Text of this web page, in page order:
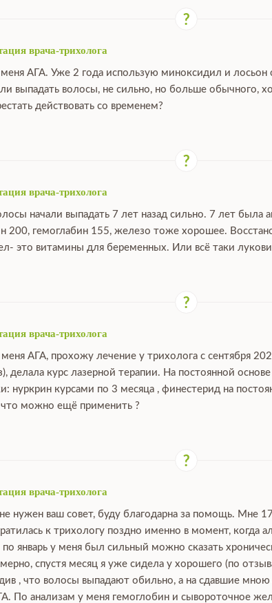
врача-трихолога
АГА. Уже 2 года использую миноксидил и лосьон
выпадать волосы, не сильно, но больше обычного,
действовать со временем?
врача-трихолога
начали выпадать 7 лет назад сильно. 7 лет
200, гемоглабин 155, железо тоже хорошее.
это витамины для беременных. Или всё таки
врача-трихолога
меня АГА, прохожу лечение у трихолога с сентября
делала курс лазерной терапии. На постоянной
нуркрин курсами по 3 месяца , финестерид на
что можно ещё применить ?
врача-трихолога
нужен ваш совет, буду благодарна за помощь. Мне
к трихологу поздно именно в момент, когда
по январь у меня был сильный можно сказать
спустя месяц я уже сидела у хорошего (по
, что волосы выпадают обильно, а на сдавшие
По анализам у меня гемоглобин и сывороточное